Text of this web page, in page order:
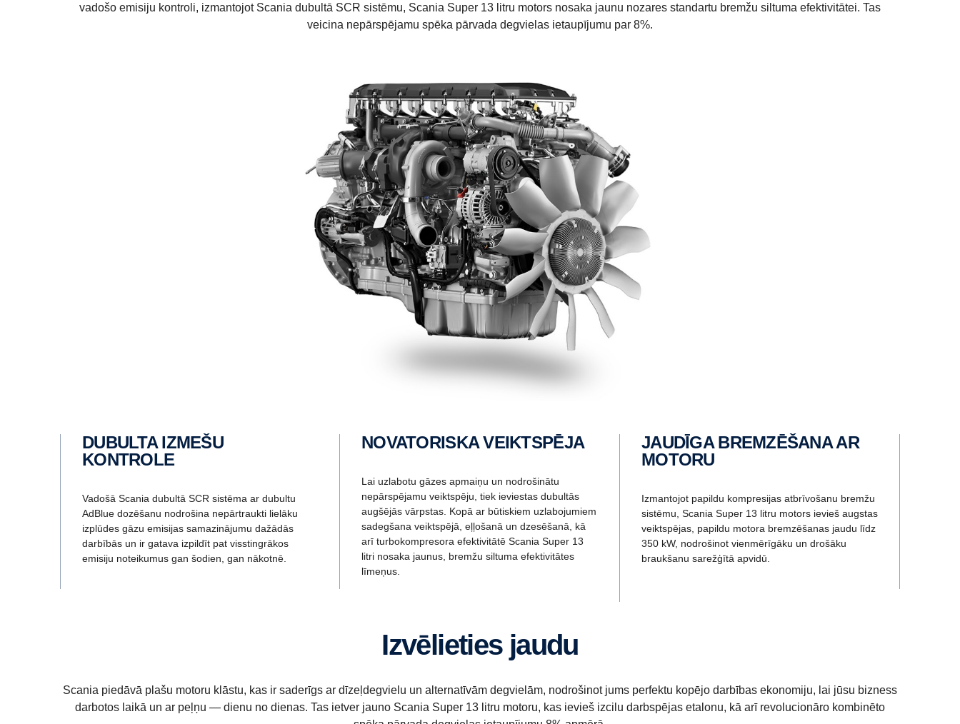
vadošo emisiju kontroli, izmantojot Scania dubultā SCR sistēmu, Scania Super 13 litru motors nosaka jaunu nozares standartu bremžu siltuma efektivitātei. Tas
veicina nepārspējamu spēka pārvada degvielas ietaupījumu par 8%.
DUBULTA IZMEŠU
KONTROLE
Vadošā Scania dubultā SCR sistēma ar dubultu
AdBlue dozēšanu nodrošina nepārtraukti lielāku
izplūdes gāzu emisijas samazinājumu dažādās
darbībās un ir gatava izpildīt pat visstingrākos
emisiju noteikumus gan šodien, gan nākotnē.
NOVATORISKA VEIKTSPĒJA
Lai uzlabotu gāzes apmaiņu un nodrošinātu
nepārspējamu veiktspēju, tiek ieviestas dubultās
augšējās vārpstas. Kopā ar būtiskiem uzlabojumiem
sadegšana veiktspējā, eļļošanā un dzesēšanā, kā
arī turbokompresora efektivitātē Scania Super 13
litri nosaka jaunus, bremžu siltuma efektivitātes
līmeņus.
JAUDĪGA BREMZĒŠANA AR
MOTORU
Izmantojot papildu kompresijas atbrīvošanu bremžu
sistēmu, Scania Super 13 litru motors ievieš augstas
veiktspējas, papildu motora bremzēšanas jaudu līdz
350 kW, nodrošinot vienmērīgāku un drošāku
braukšanu sarežģītā apvidū.
Izvēlieties jaudu
Scania piedāvā plašu motoru klāstu, kas ir saderīgs ar dīzeļdegvielu un alternatīvām degvielām, nodrošinot jums perfektu kopējo darbības ekonomiju, lai jūsu bizness
darbotos laikā un ar peļņu — dienu no dienas. Tas ietver jauno Scania Super 13 litru motoru, kas ievieš izcilu darbspējas etalonu, kā arī revolucionāro kombinēto